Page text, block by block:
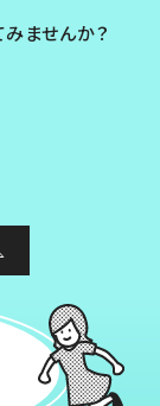
ませんか？